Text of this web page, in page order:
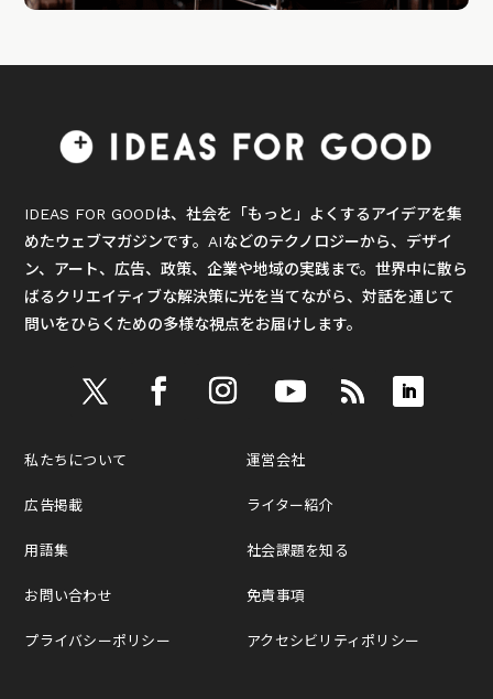
IDEAS FOR GOODは、社会を「もっと」よくするアイデアを集
めたウェブマガジンです。AIなどのテクノロジーから、デザイ
ン、アート、広告、政策、企業や地域の実践まで。世界中に散ら
ばるクリエイティブな解決策に光を当てながら、対話を通じて
問いをひらくための多様な視点をお届けします。
私たちについて
広告掲載
用語集
お問い合わせ
プライバシーポリシー
運営会社
ライター紹介
社会課題を知る
免責事項
アクセシビリティポリシー